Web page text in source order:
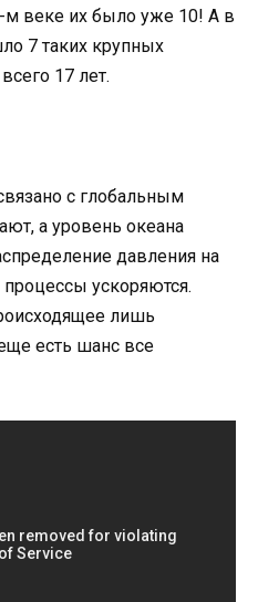
м веке их было уже 10! А в
7 таких крупных
17 лет.
с глобальным
а уровень океана
давления на
ускоряются.
лишь
есть шанс все